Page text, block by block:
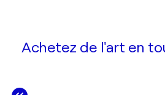
Achetez de l'art en